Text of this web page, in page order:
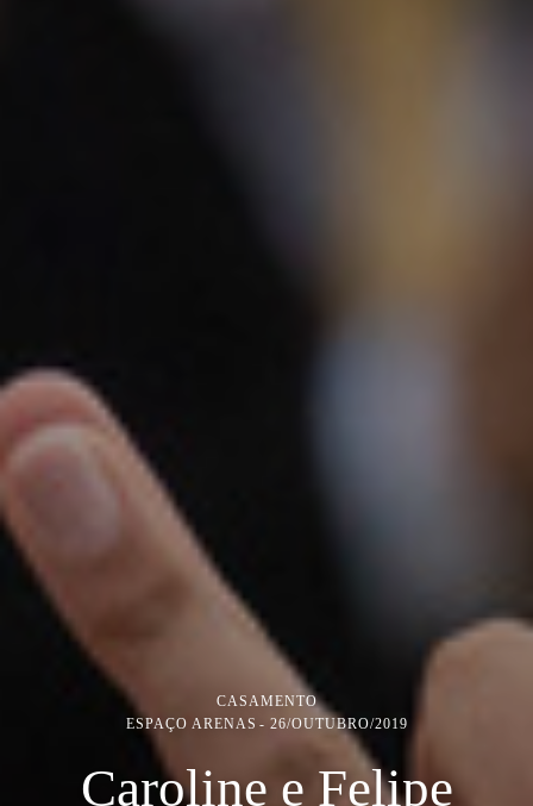
CASAMENTO
ESPAÇO ARENAS
26/OUTUBRO/2019
Caroline e Felipe